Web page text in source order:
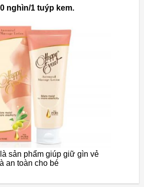
nghìn/1 tuýp kem.
sản phẩm giúp giữ gìn vẻ
an toàn cho bé